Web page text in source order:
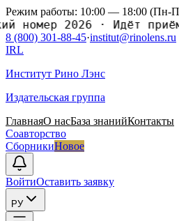
Режим работы: 10:00 — 18:00 (Пн-
2026·Идёт приём
8 (800) 301-88-45·institut@rinolens.ru
IRL
Институт Рино Лэнс
Издательская группа
ГлавнаяО насБаза знанийКонтакты
Соавторство
СборникиНовое
ВойтиОставить заявку
РУ